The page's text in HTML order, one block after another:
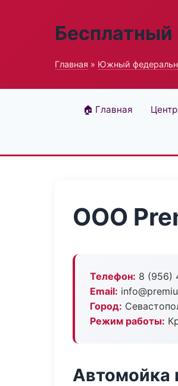
Бесплатный
Главная » Южный
🏠 Главная
ООО
Телефон: 8 (956)
Email:
Город:
Режим работы:
Автомойка